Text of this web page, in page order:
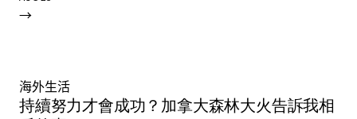
→
海外生活
持續努力才會成功？加拿大森林大火告訴我相